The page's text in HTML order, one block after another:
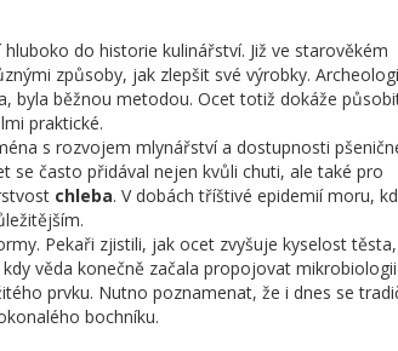
do historie kulinářství. Již ve starověkém
způsoby, jak zlepšit své výrobky.
byla běžnou metodou. Ocet totiž dokáže
praktické.
s rozvojem mlynářství a dostupnosti
se často přidával nejen kvůli chuti, ale také pro
chleba. V dobách tříštivé epidemií moru,
Pekaři zjistili, jak ocet zvyšuje kyselost těsta,
věda konečně začala propojovat
prvku. Nutno poznamenat, že i dnes se
bochníku.